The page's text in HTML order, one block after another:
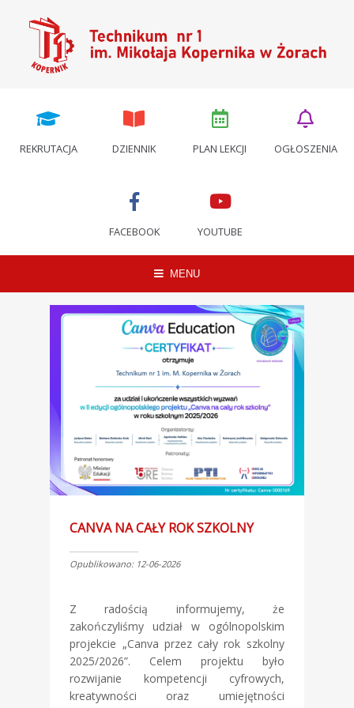
REKRUTACJA DZIENNIK PLAN LEKCJI OGŁOSZENIA
FACEBOOK YOUTUBE
MENU
CANVA NA CAŁY ROK SZKOLNY
Opublikowano: 12-06-2026
Z radością informujemy, że
zakończyliśmy udział w ogólnopolskim
projekcie „Canva przez cały rok szkolny
2025/2026”. Celem projektu było
rozwijanie kompetencji cyfrowych,
kreatywności oraz umiejętności